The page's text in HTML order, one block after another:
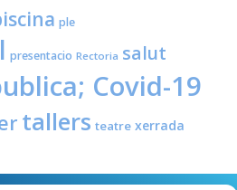
ple
presentacio Rectoria salut
Covid-19
tallers teatre xerrada